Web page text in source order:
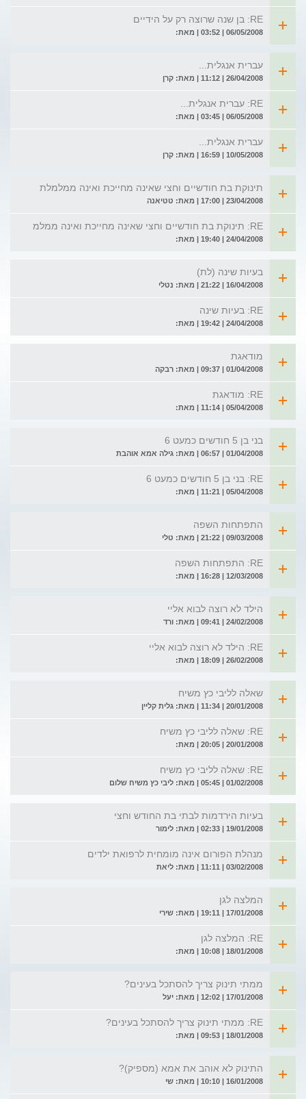
RE: בן שנה שרוצה רק על הידיים
06/05/2008 | 03:52 | מאת:
עברית אנגלית...
26/04/2008 | 11:12 | מאת: קרן
RE: עברית אנגלית...
06/05/2008 | 03:45 | מאת:
עברית אנגלית...
10/05/2008 | 16:59 | מאת: קרן
תינוקת בת חודשיים וחצי שאינה מחייכת ואינה ממלמלת
23/04/2008 | 17:00 | מאת: טטיאנה
RE: תינוקת בת חודשיים וחצי שאינה מחייכת ואינה ממלמ
24/04/2008 | 19:40 | מאת:
בעיות שינה (לת)
16/04/2008 | 21:22 | מאת: נטלי
RE: בעיות שינה
24/04/2008 | 19:42 | מאת:
מודאגת
01/04/2008 | 09:37 | מאת: רבקה
RE: מודאגת
05/04/2008 | 11:14 | מאת:
בני בן 5 חודשים כמעט 6
01/04/2008 | 06:57 | מאת: גילה אמא אוהבת
RE: בני בן 5 חודשים כמעט 6
05/04/2008 | 11:21 | מאת:
התפתחות השפה
09/03/2008 | 21:22 | מאת: טלי
RE: התפתחות השפה
12/03/2008 | 16:28 | מאת:
הילד לא רוצה לבוא אליי
24/02/2008 | 09:41 | מאת: ורד
RE: הילד לא רוצה לבוא אליי
26/02/2008 | 18:09 | מאת:
שאלה לליבי כץ משיח
20/01/2008 | 11:34 | מאת: גלית קליין
RE: שאלה לליבי כץ משיח
20/01/2008 | 20:05 | מאת:
RE: שאלה לליבי כץ משיח
01/02/2008 | 05:45 | מאת: ליבי כץ משיח שלום
בעיות הירדמות לבתי בת החודש וחצי
19/01/2008 | 02:33 | מאת: לימור
מנהלת הפורום אינה מומחית לרפואת ילדים
03/02/2008 | 11:11 | מאת: ליאת
המלצה לגן
17/01/2008 | 19:11 | מאת: שירי
RE: המלצה לגן
18/01/2008 | 10:08 | מאת:
ממתי תינוק צריך להסתכל בעינים?
17/01/2008 | 12:02 | מאת: יעל
RE: ממתי תינוק צריך להסתכל בעינים?
18/01/2008 | 09:53 | מאת:
התינוק לא אוהב את אמא (מספיק)?
16/01/2008 | 10:10 | מאת: שי